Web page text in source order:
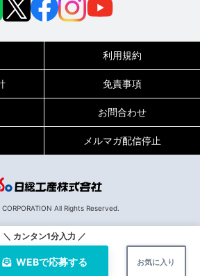
717-450
～19:00（土日祝は18:00まで）
135191
＼ カンタン1分入力 ／
WEBで応募する お気に入り
利用規約
免責事項
お問合わせ
メルマガ配信停止
All Rights Reserved.